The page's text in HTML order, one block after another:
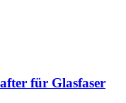
für Glasfaser